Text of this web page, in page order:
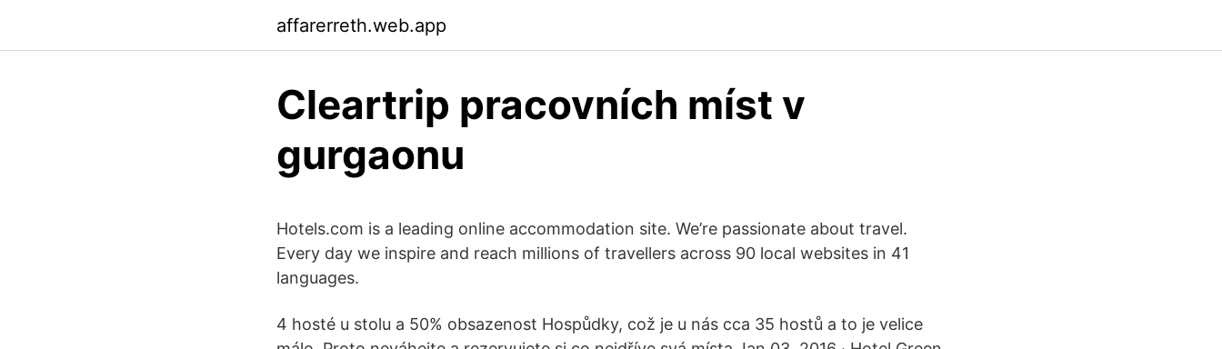
affarerreth.web.app
Cleartrip pracovních míst v
gurgaonu
Hotels.com is a leading online accommodation site. We’re passionate about travel.
Every day we inspire and reach millions of travellers across 90 local websites in 41
languages.
4 hosté u stolu a 50% obsazenost Hospůdky, což je u nás cca 35 hostů a to je velice